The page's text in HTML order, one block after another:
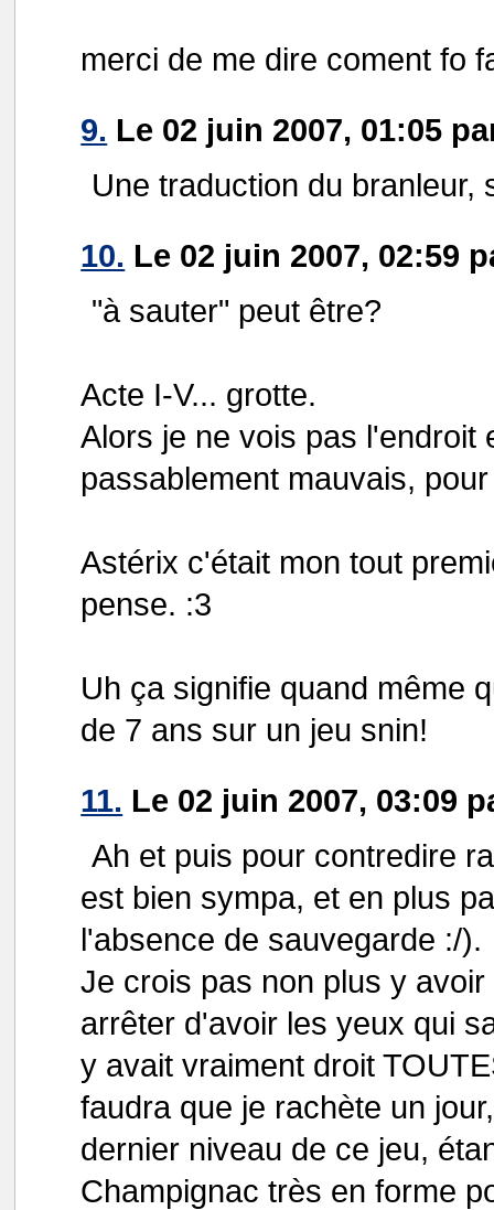
merci de me dire coment fo
9. Le 02 juin 2007, 01:05
Une traduction du branleur,
10. Le 02 juin 2007, 02:59
"à sauter" peut être?
Acte I-V... grotte.
Alors je ne vois pas l'endroit
passablement mauvais,
Astérix c'était mon tout
pense. :3
Uh ça signifie quand même
de 7 ans sur un jeu snin!
11. Le 02 juin 2007, 03:09
Ah et puis pour contredire
est bien sympa, et en plus
l'absence de sauvegarde :/).
Je crois pas non plus y
arrêter d'avoir les yeux qui
y avait vraiment droit
faudra que je rachète un
dernier niveau de ce jeu,
Champignac très en forme